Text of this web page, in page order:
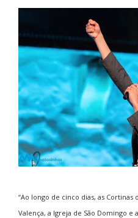
“Ao longo de cinco dias, as Cortinas
Valença, a Igreja de São Domingo e